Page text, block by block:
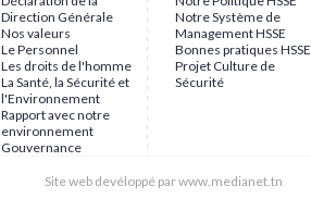
Direction Générale
Nos valeurs
Le Personnel
Les droits de l'homme
La Santé, la Sécurité et
l'Environnement
Rapport avec notre
environnement
Gouvernance
Notre Système de
Management HSSE
Bonnes pratiques HSSE
Projet Culture de
Sécurité
Site web devéloppé par www.medianet.tn